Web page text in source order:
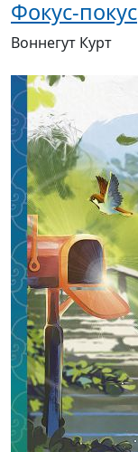
Фокус-покус
Воннегут Курт